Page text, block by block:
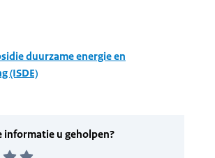
duurzame energie en
(ISDE)